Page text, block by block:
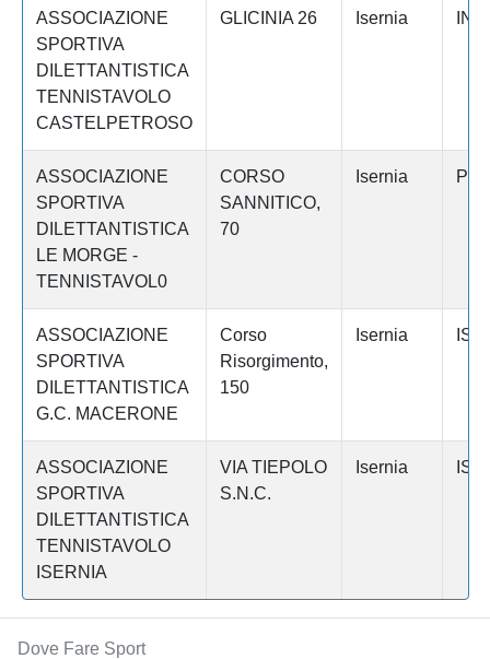
ASSOCIAZIONE
SPORTIVA
DILETTANTISTICA
TENNISTAVOLO
CASTELPETROSO
GLICINIA 26 Isernia
ASSOCIAZIONE
SPORTIVA
DILETTANTISTICA
LE MORGE -
TENNISTAVOL0
CORSO
SANNITICO,
70
Isernia
ASSOCIAZIONE
SPORTIVA
DILETTANTISTICA
G.C. MACERONE
Corso
Risorgimento,
150
Isernia
ASSOCIAZIONE
SPORTIVA
DILETTANTISTICA
TENNISTAVOLO
ISERNIA
VIA TIEPOLO
S.N.C.
Isernia
Dove Fare Sport